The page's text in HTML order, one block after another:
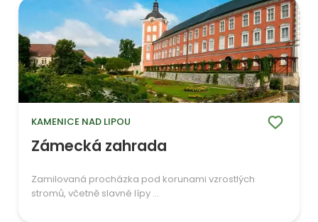
KAMENICE NAD LIPOU
Zámecká zahrada
Zamilovaná procházka pod korunami vzrostlých
stromů, včetně slavné lípy ...